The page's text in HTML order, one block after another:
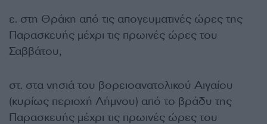
ε. στη Θράκη από τις απογευματινές ώρες της
Παρασκευής μέχρι τις πρωινές ώρες του
Σαββάτου,
στ. στα νησιά του βορειοανατολικού Αιγαίου
(κυρίως περιοχή Λήμνου) από το βράδυ της
Παρασκευής μέχρι τις πρωινές ώρες του